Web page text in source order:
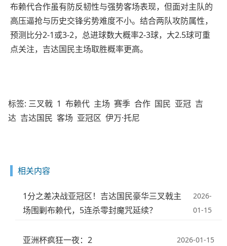
布赖代合作虽有防反韧性与强势客场表现，但面对主队的
高压逼抢与历史交锋劣势难度不小。结合两队攻防属性，
预测比分2-1或3-2，总进球数大概率2-3球，大2.5球可重
点关注，吉达国民主场取胜概率更高。
标签: 三叉戟 1 布赖代 主场 赛季 合作 国民 亚冠 吉
达 吉达国民 客场 亚冠区 伊万·托尼
相关内容
1分之差决战亚冠区！吉达国民豪华三叉戟主
场围剿布赖代，5连杀零封魔咒延续？
2026-
01-15
亚洲杯疯狂一夜：2 2026-01-15